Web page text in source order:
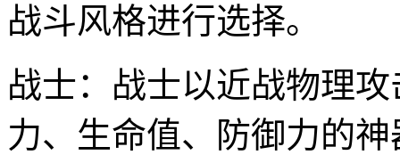
战斗风格进行选择。
战士：战士以近战物理
力、生命值、防御力的